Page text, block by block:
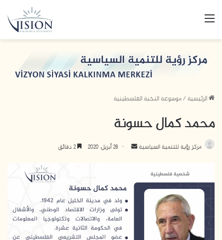
الرئيسية/موسوعة النخبة الفلسطينية
محمد كمال حسونة
مركز رؤية للتنمية السياسية 26 أبريل، 2020